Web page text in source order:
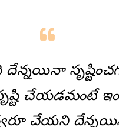
చేయడమంటే
చేయని